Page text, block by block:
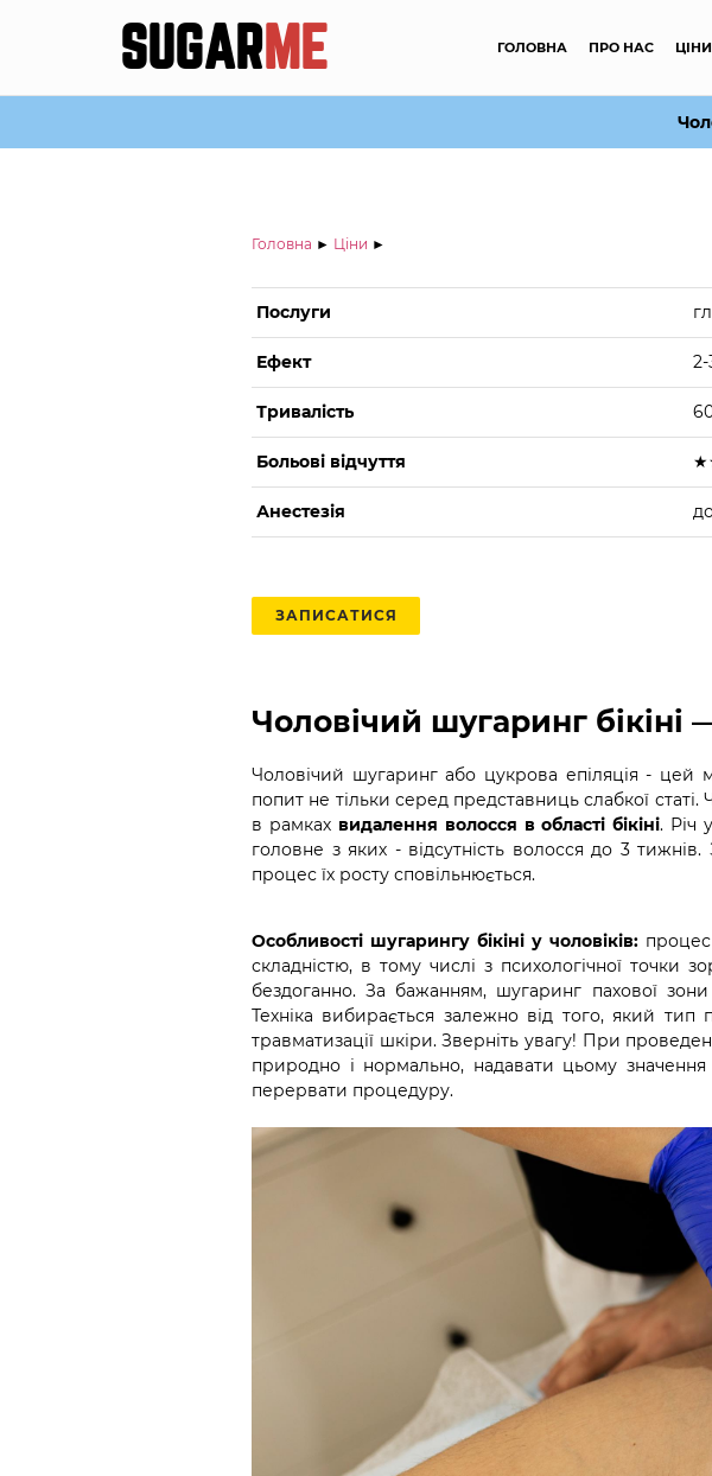
SUGARME ГОЛОВНА ПРО НАС ЦІНИ
Головна ► Ціни ►
Послуги
Ефект 2-
Тривалість
Больові відчуття
Анестезія
ЗАПИСАТИСЯ
Чоловічий шугаринг бікіні
Чоловічий шугаринг або цукрова епіляція - цей
попит не тільки серед представниць слабкої
в рамках видалення волосся в області бікіні. Річ
головне з яких - відсутність волосся до 3
процес їх росту сповільнюється.
Особливості шугарингу бікіні у чоловіків:процес
складністю, в тому числі з психологічної точки
бездоганно. За бажанням, шугаринг пахової
Техніка вибирається залежно від того, який тип
травматизації шкіри. Зверніть увагу! При
природно і нормально, надавати цьому
перервати процедуру.